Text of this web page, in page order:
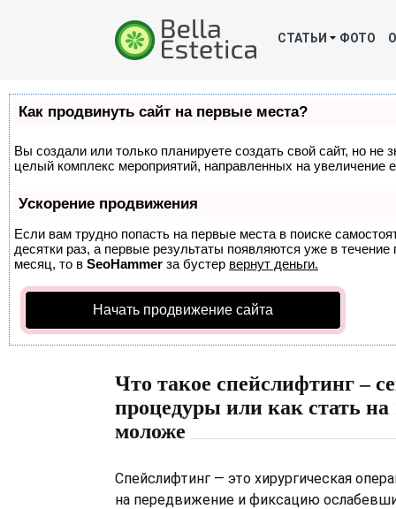
СТАТЬИ ФОТО
Как продвинуть сайт на первые места?
Вы создали или только планируете создать свой сайт, но не
целый комплекс мероприятий, направленных на увеличение
Ускорение продвижения
Если вам трудно попасть на первые места в поиске
десятки раз, а первые результаты появляются уже в
месяц, то в SeoHammer за бустер вернут деньги.
Начать продвижение сайта
Что такое спейслифтинг –
процедуры или как стать на
моложе
Спейслифтинг — это хирургическая
на передвижение и фиксацию